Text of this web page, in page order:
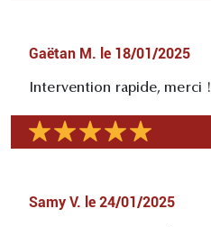
Gaëtan M. le 18/01/2025
Intervention rapide, merci !
Samy V. le 24/01/2025